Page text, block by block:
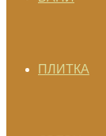
ПЛИТКА